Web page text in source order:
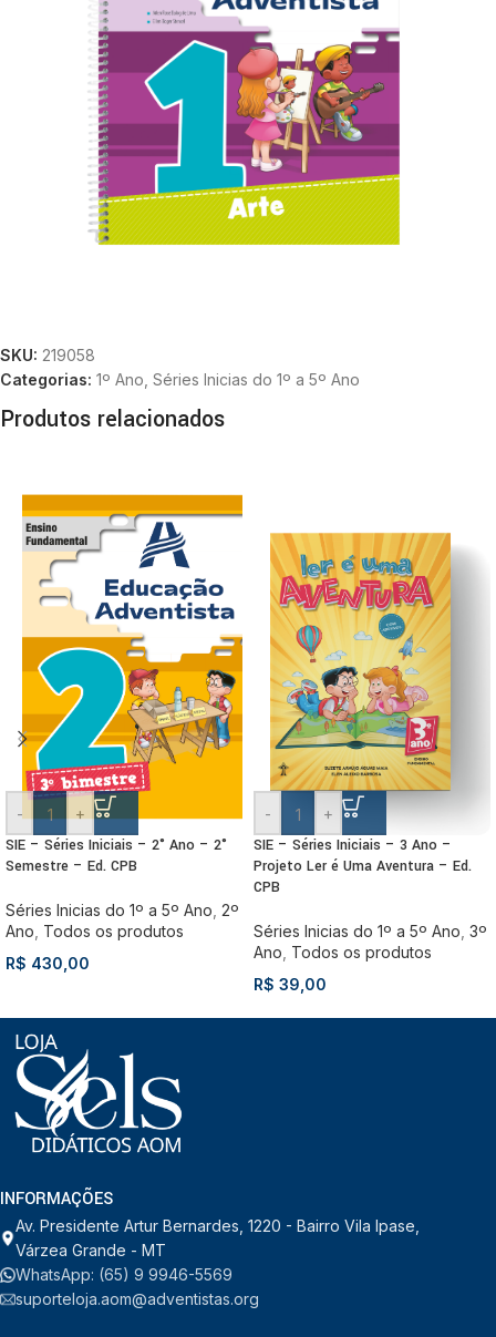
SKU: 219058
Categorias: 1º Ano Séries Inicias do 1º a 5º Ano
Produtos relacionados
- +
SIE – Séries Iniciais – 2° Ano – 2°
Semestre – Ed. CPB
Séries Inicias do 1º a 5º Ano 2º
Ano Todos os produtos
R$ 430,00
- +
SIE – Séries Iniciais – 3 Ano –
Projeto Ler é Uma Aventura – Ed.
CPB
Séries Inicias do 1º a 5º Ano 3º
Ano Todos os produtos
R$ 39,00
INFORMAÇÕES
Av. Presidente Artur Bernardes, 1220 - Bairro Vila Ipase,
Várzea Grande - MT
WhatsApp: (65) 9 9946-5569
suporteloja.aom@adventistas.org